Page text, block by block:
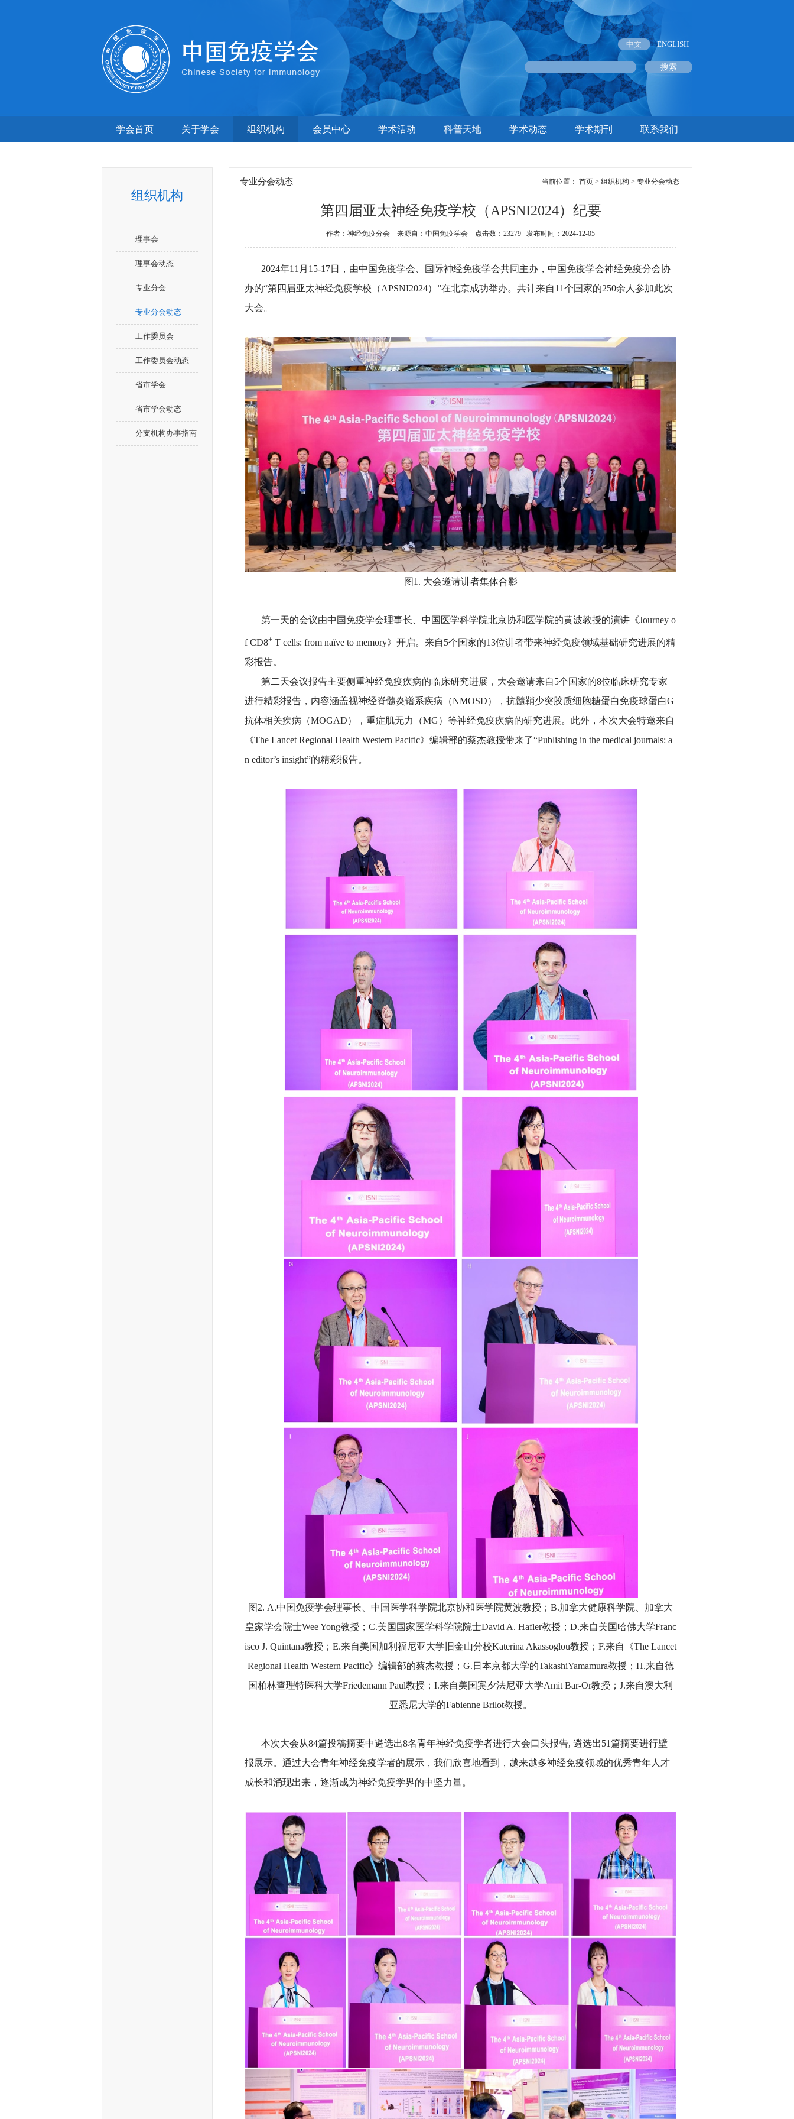
中文 ENGLISH
学会首页 关于学会 组织机构 会员中心 学术活动 科普天地 学术动态 学术期刊 联系我们
组织机构
理事会
理事会动态
专业分会
专业分会动态
工作委员会
工作委员会动态
省市学会
省市学会动态
分支机构办事指南
专业分会动态 当前位置： 首页 > 组织机构 > 专业分会动态
第四届亚太神经免疫学校（APSNI2024）纪要
作者：神经免疫分会 来源自：中国免疫学会 点击数：23279 发布时间：2024-12-05
2024年11月15-17日，由中国免疫学会、国际神经免疫学会共同主办，中国免疫学会神经免疫分会协
办的“第四届亚太神经免疫学校（APSNI2024）”在北京成功举办。共计来自11个国家的250余人参加此次
大会。
图1. 大会邀请讲者集体合影
第一天的会议由中国免疫学会理事长、中国医学科学院北京协和医学院的黄波教授的演讲《Journey o
f CD8+ T cells: from naïve to memory》开启。来自5个国家的13位讲者带来神经免疫领域基础研究进展的精
彩报告。
第二天会议报告主要侧重神经免疫疾病的临床研究进展，大会邀请来自5个国家的8位临床研究专家
进行精彩报告，内容涵盖视神经脊髓炎谱系疾病（NMOSD），抗髓鞘少突胶质细胞糖蛋白免疫球蛋白G
抗体相关疾病（MOGAD），重症肌无力（MG）等神经免疫疾病的研究进展。此外，本次大会特邀来自
《The Lancet Regional Health Western Pacific》编辑部的蔡杰教授带来了“Publishing in the medical journals: a
n editor’s insight”的精彩报告。
图2. A.中国免疫学会理事长、中国医学科学院北京协和医学院黄波教授；B.加拿大健康科学院、加拿大
皇家学会院士Wee Yong教授；C.美国国家医学科学院院士David A. Hafler教授；D.来自美国哈佛大学Franc
isco J. Quintana教授；E.来自美国加利福尼亚大学旧金山分校Katerina Akassoglou教授；F.来自《The Lancet
Regional Health Western Pacific》编辑部的蔡杰教授；G.日本京都大学的TakashiYamamura教授；H.来自德
国柏林查理特医科大学Friedemann Paul教授；I.来自美国宾夕法尼亚大学Amit Bar-Or教授；J.来自澳大利
亚悉尼大学的Fabienne Brilot教授。
本次大会从84篇投稿摘要中遴选出8名青年神经免疫学者进行大会口头报告, 遴选出51篇摘要进行壁
报展示。通过大会青年神经免疫学者的展示，我们欣喜地看到，越来越多神经免疫领域的优秀青年人才
成长和涌现出来，逐渐成为神经免疫学界的中坚力量。